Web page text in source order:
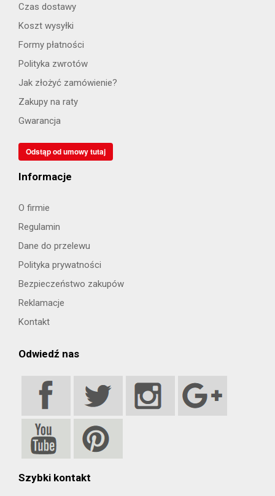
Czas dostawy
Koszt wysyłki
Formy płatności
Polityka zwrotów
Jak złożyć zamówienie?
Zakupy na raty
Gwarancja
Odstąp od umowy tutaj
Informacje
O firmie
Regulamin
Dane do przelewu
Polityka prywatności
Bezpieczeństwo zakupów
Reklamacje
Kontakt
Odwiedź nas
Szybki kontakt